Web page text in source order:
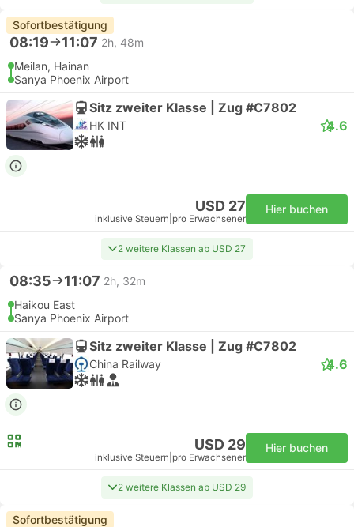
Sofortbestätigung
08:19 11:07 2h, 48m
Meilan, Hainan
Sanya Phoenix Airport
Sitz zweiter Klasse | Zug #C7802
HK INT 4.6
USD 27
inklusive Steuern pro Erwachsener
Hier buchen
2 weitere Klassen ab USD 27
08:35 11:07 2h, 32m
Haikou East
Sanya Phoenix Airport
Sitz zweiter Klasse | Zug #C7802
China Railway 4.6
USD 29
inklusive Steuern pro Erwachsener
Hier buchen
2 weitere Klassen ab USD 29
Sofortbestätigung